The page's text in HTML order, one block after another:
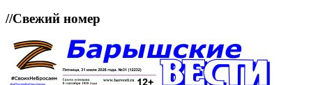
//Свежий номер